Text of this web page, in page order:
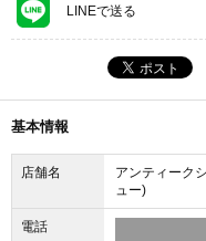
LINEで送る
基本情報
店舗名
アンティーク
ュー)
電話